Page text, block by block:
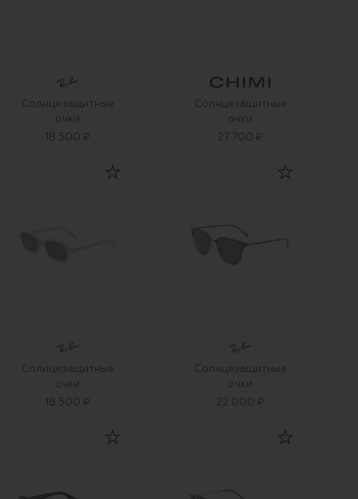
Солнцезащитные
очки
18 500 ₽
Солнцезащитные
очки
27 700 ₽
Солнцезащитные
очки
18 500 ₽
Солнцезащитные
очки
22 000 ₽